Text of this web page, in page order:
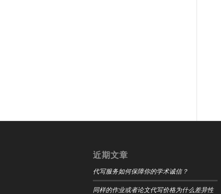
近期文章
代写服务如何保障你的学术诚信？
同样的作业或者论文代写价格为什么差异性